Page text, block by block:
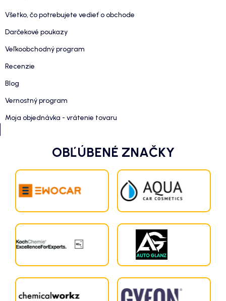
Všetko, čo potrebujete vedieť o obchode
Darčekové poukazy
Veľkoobchodný program
Recenzie
Blog
Vernostný program
Moja objednávka - vrátenie tovaru
OBĽÚBENÉ ZNAČKY